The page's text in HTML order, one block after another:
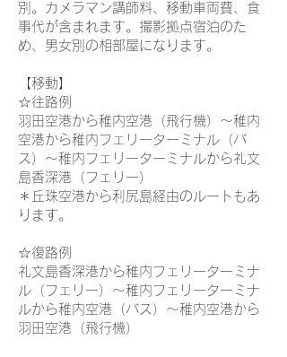
別。カメラマン講師料、移動車両費、食
事代が含まれます。撮影拠点宿泊のた
め、男女別の相部屋になります。
【移動】
☆往路例
羽田空港から稚内空港（飛行機）〜稚内
空港から稚内フェリーターミナル（バ
ス）〜稚内フェリーターミナルから礼文
島香深港（フェリー）
＊丘珠空港から利尻島経由のルートもあ
ります。
☆復路例
礼文島香深港から稚内フェリーターミナ
ル（フェリー）〜稚内フェリーターミナ
ルから稚内空港（バス）〜稚内空港から
羽田空港（飛行機）